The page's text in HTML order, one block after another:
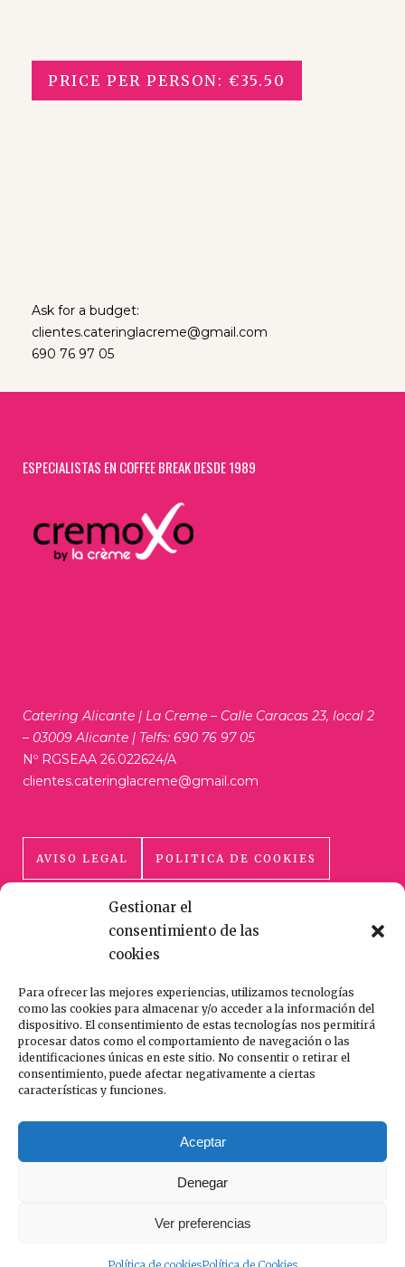
Gestionar el
consentimiento de las
cookies
Para ofrecer las mejores experiencias, utilizamos tecnologías
como las cookies para almacenar y/o acceder a la información del
dispositivo. El consentimiento de estas tecnologías nos permitirá
procesar datos como el comportamiento de navegación o las
identificaciones únicas en este sitio. No consentir o retirar el
consentimiento, puede afectar negativamente a ciertas
características y funciones.
Aceptar
Denegar
Ver preferencias
PRICE PER PERSON: €35.50
Ask for a budget:
clientes.cateringlacreme@gmail.com
690 76 97 05
ESPECIALISTAS EN COFFEE BREAK DESDE 1989
Catering Alicante | La Creme – Calle Caracas 23, local 2
– 03009 Alicante | Telfs: 690 76 97 05
Nº RGSEAA 26.022624/A
clientes.cateringlacreme@gmail.com
AVISO LEGAL POLITICA DE COOKIES
POLÍTICA DE PRIVACIDAD
HECHO CON AMOR Y CUIDADO
lunch, vinos de honor y cocktail etc.